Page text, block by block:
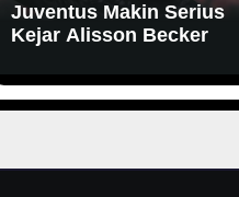
Juventus Makin Serius
Kejar Alisson Becker